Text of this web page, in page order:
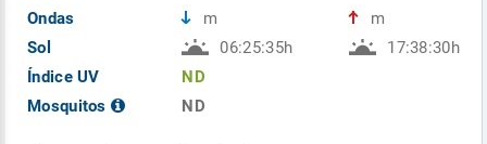
Ondas
Sol
Índice UV
Mosquitos
m
06:25:35h
ND
ND
m
17:38:30h